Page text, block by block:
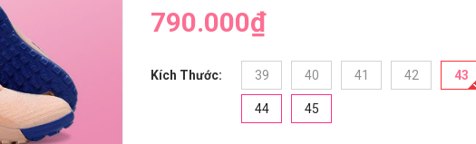
790.000₫
Kích Thước: 39 40 41 42 43
44 45